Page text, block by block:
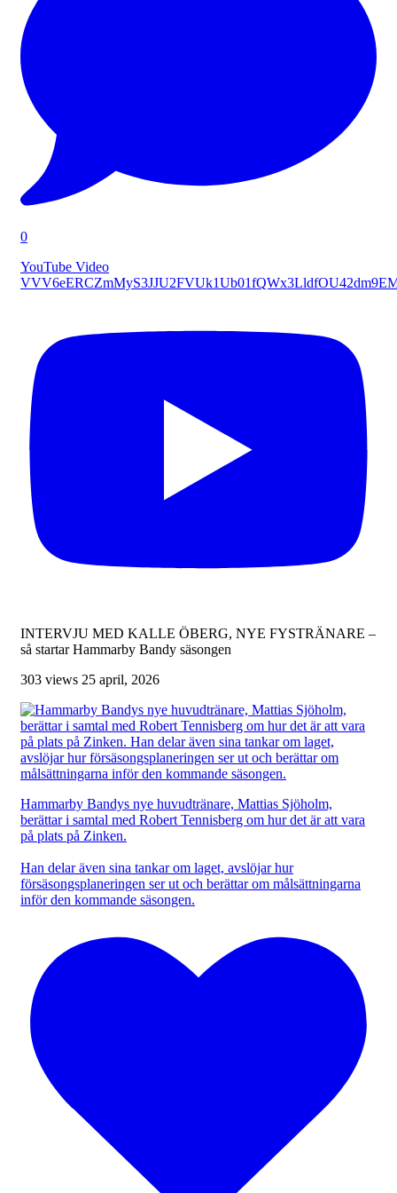
0
YouTube Video
INTERVJU MED KALLE ÖBERG, NYE FYSTRÄNARE –
så startar Hammarby Bandy säsongen
303 views 25 april, 2026
Hammarby Bandys nye huvudtränare, Mattias Sjöholm,
berättar i samtal med Robert Tennisberg om hur det är att vara
på plats på Zinken.
Han delar även sina tankar om laget, avslöjar hur
försäsongsplaneringen ser ut och berättar om målsättningarna
inför den kommande säsongen.